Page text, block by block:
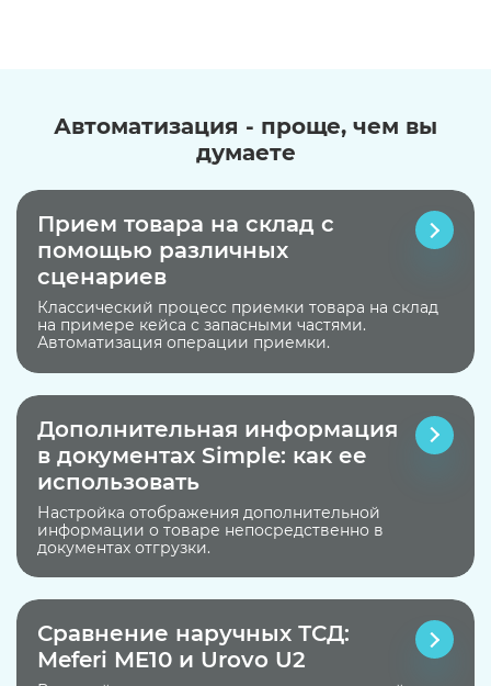
Автоматизация - проще, чем вы
думаете
Прием товара на склад с
помощью различных
сценариев
Классический процесс приемки товара на склад
на примере кейса с запасными частями.
Автоматизация операции приемки.
Дополнительная информация
в документах Simple: как ее
использовать
Настройка отображения дополнительной
информации о товаре непосредственно в
документах отгрузки.
Сравнение наручных ТСД:
Meferi ME10 и Urovo U2